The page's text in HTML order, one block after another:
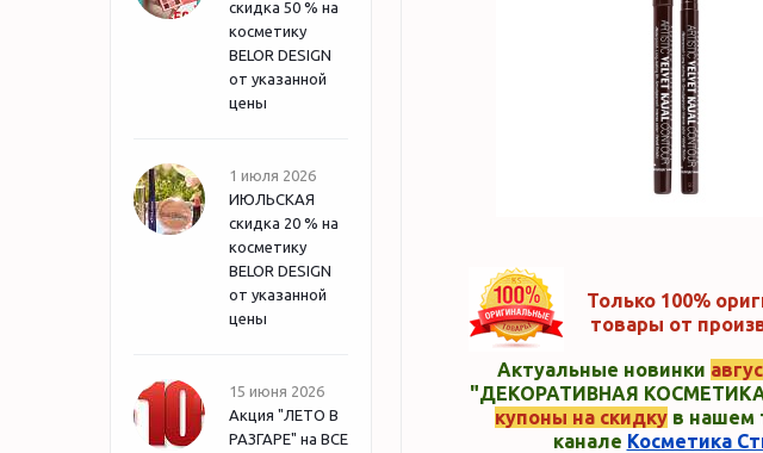
скидка 50 % на
косметику
BELOR DESIGN
от указанной
цены
1 июля 2026
ИЮЛЬСКАЯ
скидка 20 % на
косметику
BELOR DESIGN
от указанной
цены
15 июня 2026
Акция "ЛЕТО В
РАЗГАРЕ" на ВСЕ
Только 100%
товары от
Актуальные новинки
"ДЕКОРАТИВНАЯ КОСМЕТИКА
купоны на скидкув нашем
канале Косметика